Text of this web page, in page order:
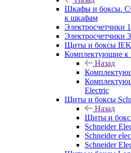
Шкафы и боксы.
к шкафам
Электросчетчики
Электросчетчики
Щиты и боксы IEK
Комплектующие к
Назад
Electric
Щиты и боксы
Назад
Щиты и
Schneider
Schneider
Schneider